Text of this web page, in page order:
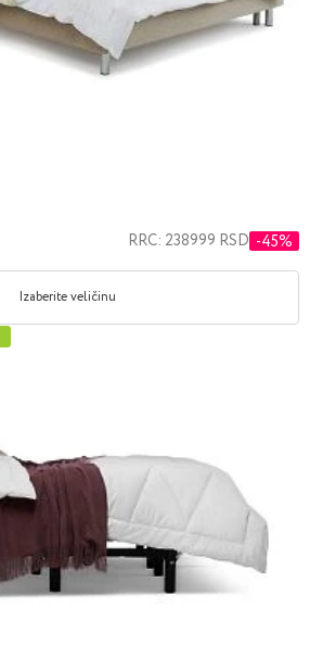
RRC: 238999 RSD -45%
Izaberite veličinu